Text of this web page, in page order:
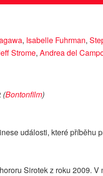
, Isabelle Fuhrman,
Strome, Andrea del
(Bontonfilm)
události, které
Sirotek z roku 2009.